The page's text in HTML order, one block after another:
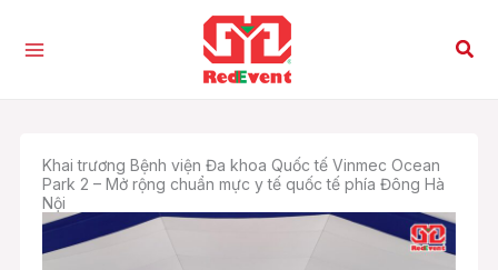
Tìm
Khai trương Bệnh viện Đa khoa Quốc tế Vinmec Ocean
Park 2 – Mở rộng chuẩn mực y tế quốc tế phía Đông Hà
Nội